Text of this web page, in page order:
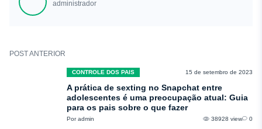
no dispositivo do seu filho, portanto, certifique-se de configurar os controles
administrador
POST ANTERIOR
CONTROLE DOS PAIS 15 de setembro de 2023
A prática de sexting no Snapchat entre
adolescentes é uma preocupação atual: Guia
para os pais sobre o que fazer
Por admin 38928 view 0